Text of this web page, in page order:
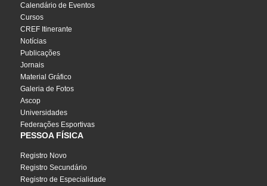
Calendário de Eventos
Cursos
CREF Itinerante
Notícias
Publicações
Jornais
Material Gráfico
Galeria de Fotos
Ascop
Universidades
Federações Esportivas
PESSOA FÍSICA
Registro Novo
Registro Secundário
Registro de Especialidade